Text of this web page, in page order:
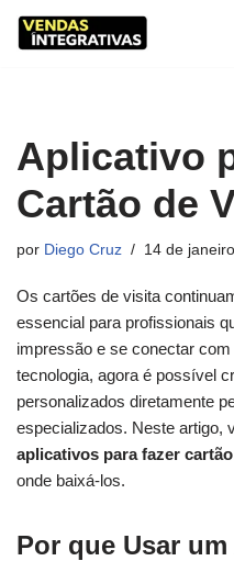
conteúdo
Aplicativo
Cartão de
por Diego Cruz 14 de
Os cartões de visita
essencial para profissionais
impressão e se conectar
tecnologia, agora é possível
personalizados diretamente
especializados. Neste artigo,
aplicativos para fazer
onde baixá-los.
Por que Usar